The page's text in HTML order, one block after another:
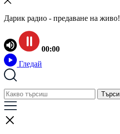
Дарик радио - предаване на живо!
00:00
Гледай